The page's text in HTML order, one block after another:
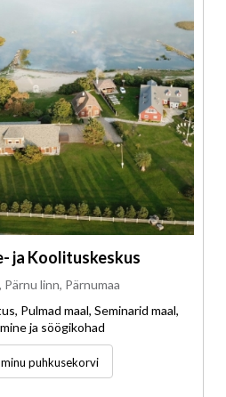
ja Koolituskeskus
Pärnu linn, Pärnumaa
Pulmad maal, Seminarid maal,
ja söögikohad
minu puhkusekorvi